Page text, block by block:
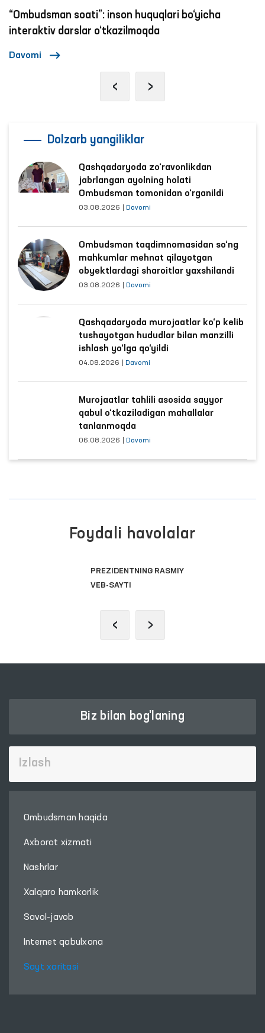
Ijtimoiy tarmoqlarda ayollar va bolalarga nisbatan
zo‘ravonlikka qarshi kurashish mexanizmlari
Davomi
‹ ›
Dolzarb yangiliklar
Qashqadaryoda zo‘ravonlikdan
jabrlangan ayolning holati
Ombudsman tomonidan o‘rganildi
03.08.2026 Davomi
Ombudsman taqdimnomasidan so‘ng
mahkumlar mehnat qilayotgan
obyektlardagi sharoitlar yaxshilandi
03.08.2026 Davomi
Qashqadaryoda murojaatlar ko‘p kelib
tushayotgan hududlar bilan manzilli
ishlash yo‘lga qo‘yildi
04.08.2026 Davomi
Murojaatlar tahlili asosida sayyor
qabul o‘tkaziladigan mahallalar
tanlanmoqda
06.08.2026 Davomi
Foydali havolalar
OLIY MAJLIS QONUNCHILIK
PALATASI
‹ ›
Biz bilan bog'laning
Ombudsman haqida
Axborot xizmati
Nashrlar
Xalqaro hamkorlik
Savol-javob
Internet qabulxona
Sayt xaritasi